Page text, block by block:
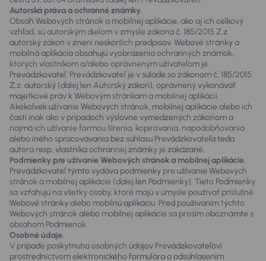
Autorská práva a ochranné známky.
Obsah Webových stránok a mobilnej aplikácie, ako aj ich celkový
vzhľad, sú autorským dielom v zmysle zákona č. 185/2015 Z.z.
autorský zákon v znení neskorších predpisov. Webové stránky a
mobilná aplikácia obsahujú vyobrazenia ochranných známok,
ktorých vlastníkom a/alebo oprávneným užívateľom je
Prevádzkovateľ. Prevádzkovateľ je v súlade so zákonom č. 185/2015
Z.z. autorský (ďalej len Autorský zákon), oprávnený vykonávať
majetkové práv k Webovým stránkam a mobilnej aplikácii.
Akékoľvek užívanie Webových stránok, mobilnej aplikácie alebo ich
častí inak ako v prípadoch výslovne vymedzených zákonom a
najmä ich užívanie formou šírenia, kopírovania, napodobňovania
alebo iného spracovávania bez súhlasu Prevádzkovateľa teda
autora resp. vlastníka ochrannej známky je zakázané.
Podmienky pre užívanie Webových stránok a mobilnej aplikácie.
Prevádzkovateľ týmto vydáva podmienky pre užívanie Webových
stránok a mobilnej aplikácie (ďalej len Podmienky). Tieto Podmienky
sa vzťahujú na všetky osoby, ktoré majú v úmysle používať príslušné
Webové stránky alebo mobilnú aplikáciu. Pred používaním týchto
Webových stránok alebo mobilnej aplikácie sa prosím oboznámte s
obsahom Podmienok.
Osobné údaje.
V prípade poskytnutia osobných údajov Prevádzkovateľovi
prostredníctvom elektronického formulára a odsúhlasením